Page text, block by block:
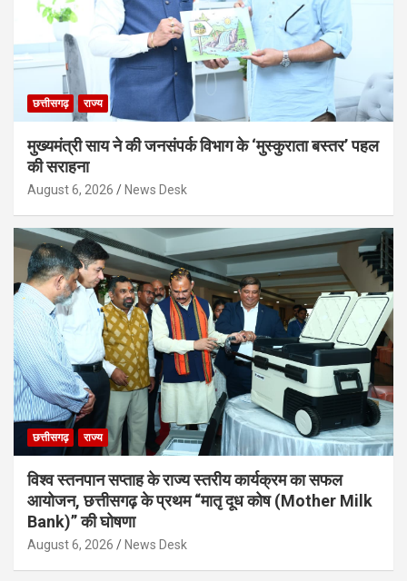
छत्तीसगढ़ राज्य
मुख्यमंत्री साय ने की जनसंपर्क विभाग के ‘मुस्कुराता बस्तर’ पहल
की सराहना
August 6, 2026 News Desk
छत्तीसगढ़ राज्य
विश्व स्तनपान सप्ताह के राज्य स्तरीय कार्यक्रम का सफल
आयोजन, छत्तीसगढ़ के प्रथम “मातृ दूध कोष (Mother Milk
Bank)” की घोषणा
August 6, 2026 News Desk